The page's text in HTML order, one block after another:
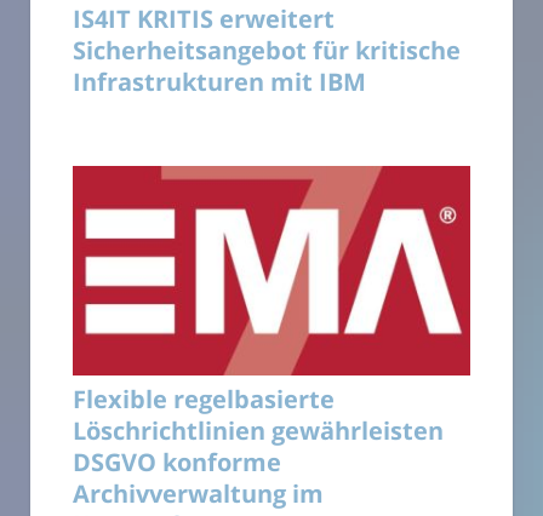
IS4IT KRITIS erweitert
Sicherheitsangebot für kritische
Infrastrukturen mit IBM
Flexible regelbasierte
Löschrichtlinien gewährleisten
DSGVO konforme
Archivverwaltung im